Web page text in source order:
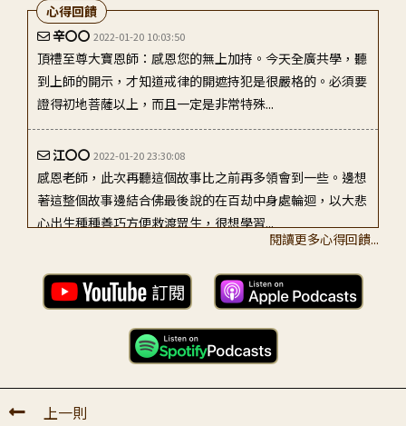
辛〇〇 2022-01-20 10:03:50
頂禮至尊大寶恩師：感恩您的無上加持。今天全廣共學，聽
到上師的開示，才知道戒律的開遮持犯是很嚴格的。必須要
證得初地菩薩以上，而且一定是非常特殊...
江〇〇 2022-01-20 23:30:08
感恩老師，此次再聽這個故事比之前再多領會到一些。邊想
著這整個故事邊結合佛最後說的在百劫中身處輪迴，以大悲
心出生種種善巧方便救渡眾生，很想學習...
许〇〇2022-01-19 23:07:29
感谢老师开示佛陀的本生故事与师父教诲的深入内涵。 菩
的容纳一切众生，为了众生远离痛苦，...
鍾〇〇2022-01-25 22:38:24
顶礼上师。 从389讲开始，上师带着我们学习广论第9页第
心得回饋
閱讀更多心得回饋...
上一則